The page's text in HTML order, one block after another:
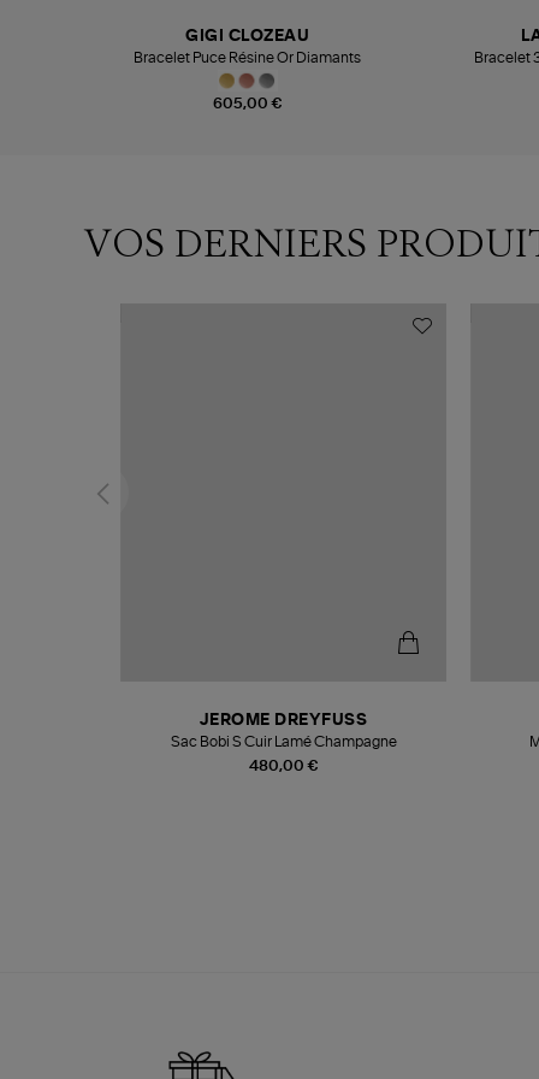
605,00 €
GIGI CLOZEAU
Bracelet Puce Résine Or Diamants Bracelet
VOS DERNIERS
480,00 €
JEROME DREYFUSS
Sac Bobi S Cuir Lamé Champagne